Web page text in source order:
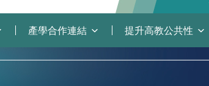
產學合作連結 提升高教公共性